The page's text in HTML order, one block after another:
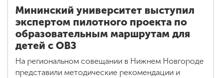
Мининский университет выступил
экспертом пилотного проекта по
образовательным маршрутам для
детей с ОВЗ
На региональном совещании в Нижнем Новгороде
представили методические рекомендации и